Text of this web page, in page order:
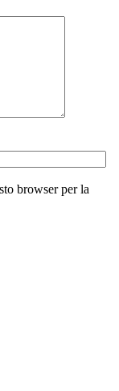
browser per la